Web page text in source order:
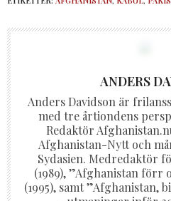
ANDERS
Anders Davidson är
med tre årtiondens
Redaktör
Afghanistan-Nytt och
Sydasien. Medredaktör
(1989), ”Afghanistan förr
(1995), samt ”Afghanistan,